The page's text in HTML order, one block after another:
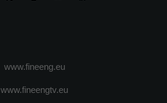
www.fineeng.eu
www.fineengtv.eu